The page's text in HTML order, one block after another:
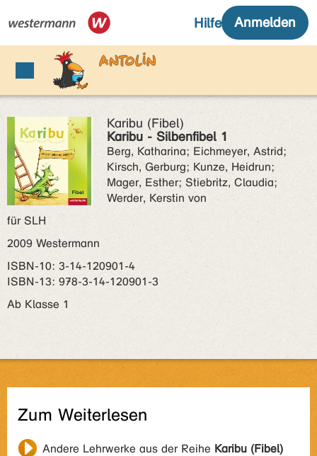
Karibu (Fibel)
Karibu - Silbenfibel 1
Berg, Katharina; Eichmeyer, Astrid;
Kirsch, Gerburg; Kunze, Heidrun;
Mager, Esther; Stiebritz, Claudia;
Werder, Kerstin von
für SLH
2009 Westermann
ISBN‑10: 3-14-120901-4
ISBN‑13: 978-3-14-120901-3
Ab Klasse 1
Zum Weiterlesen
Andere Lehrwerke aus der Reihe Karibu (Fibel)